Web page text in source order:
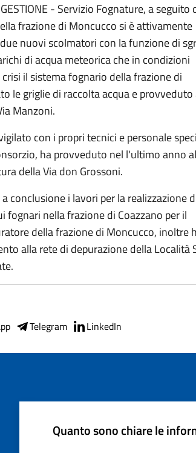
- Servizio Fognature, a seguito
frazione di Moncucco si è attivamente
nuovi scolmatori con la funzione di
di acqua meteorica che in condizioni
il sistema fognario della frazione di
le griglie di raccolta acqua e provveduto
Manzoni.
con i propri tecnici e personale
ha provveduto nel l'ultimo anno al
della Via don Grossoni.
conclusione i lavori per la realizzazione
nella frazione di Coazzano per il
della frazione di Moncucco, inoltre
alla rete di depurazione della Località
Telegram LinkedIn
Quanto sono chiare le